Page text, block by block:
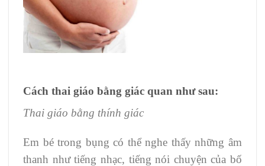
Cách thai giáo bằng giác quan như sau:
Thai giáo bằng thính giác
Em bé trong bụng có thể nghe thấy những âm
thanh như tiếng nhạc, tiếng nói chuyện của bố